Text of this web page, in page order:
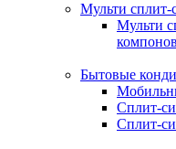
Мульти сплит-
Мульти
Бытовые
Сплит-
Сплит-